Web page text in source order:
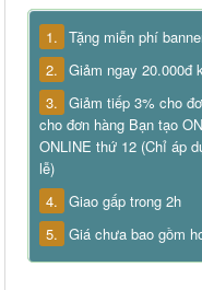
1. Tặng miễn phí
2. Giảm ngay 20.000đ
3. Giảm tiếp 3% cho
cho đơn hàng Bạn tạo
ONLINE thứ 12 (Chỉ áp
lễ)
4. Giao gấp trong 2h
5. Giá chưa bao gồm